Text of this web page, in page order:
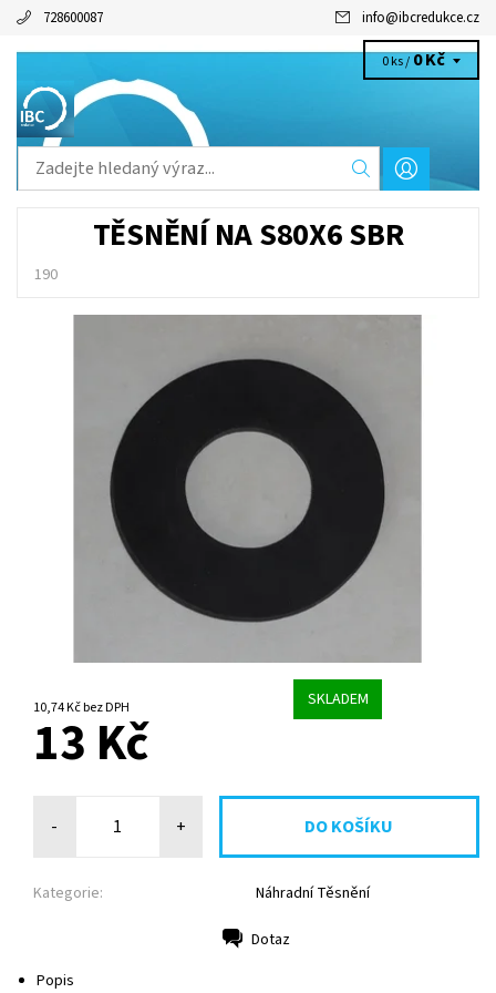
728600087 info@ibcredukce.cz
0 ks /0 Kč
TĚSNĚNÍ NA S80X6 SBR
190
10,74 Kč bez DPH SKLADEM
13 Kč
- +
Kategorie: Náhradní Těsnění
Dotaz
Popis